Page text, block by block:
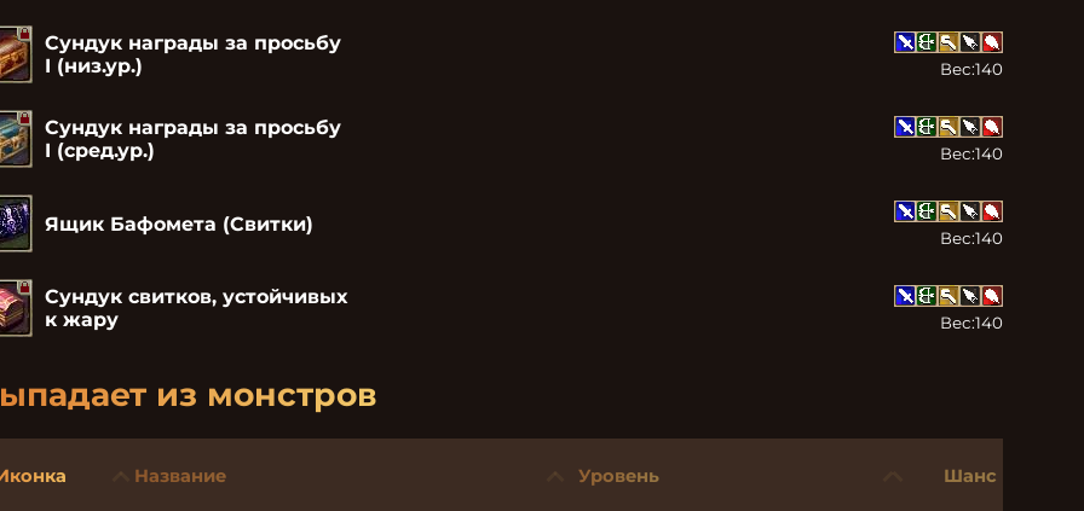
Сундук награды за просьбу
I (низ.ур.)
Вес:140
Сундук награды за просьбу
I (сред.ур.)
Вес:140
Ящик Бафомета (Свитки)
Вес:140
Сундук свитков, устойчивых
к жару
Вес:140
из монстров
Название Уровень Шанс